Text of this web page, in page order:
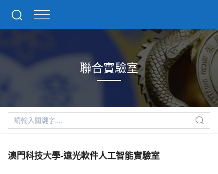
聯合實驗室
澳門科技大學-遠光軟件人工智能實驗室